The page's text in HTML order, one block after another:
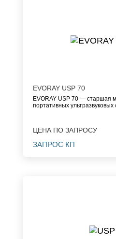
EVORAY USP 70
EVORAY USP 70 — старшая
портативных ультразвуковых
ЦЕНА ПО ЗАПРОСУ
ЗАПРОС КП